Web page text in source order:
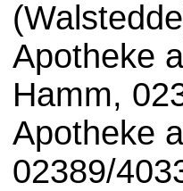
Apotheke
Hamm,
Apotheke
02389/